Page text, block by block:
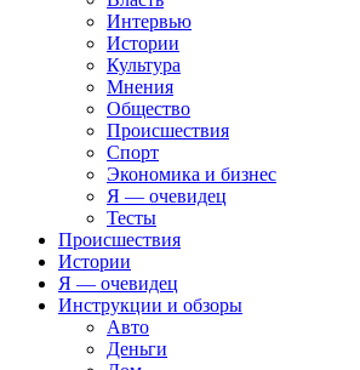
Интервью
Истории
Культура
Мнения
Общество
Происшествия
Спорт
Экономика и бизнес
Я — очевидец
Тесты
Происшествия
Истории
Я — очевидец
Инструкции и обзоры
Авто
Деньги